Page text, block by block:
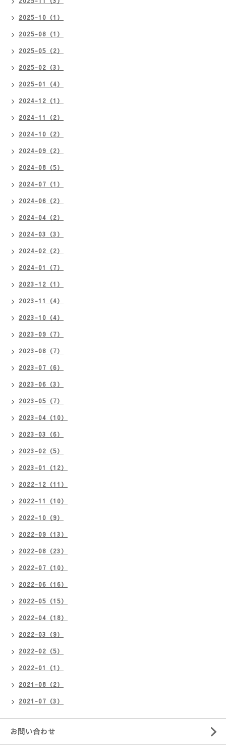
2025-10（1）
2025-08（1）
2025-05（2）
2025-02（3）
2025-01（4）
2024-12（1）
2024-11（2）
2024-10（2）
2024-09（2）
2024-08（5）
2024-07（1）
2024-06（2）
2024-04（2）
2024-03（3）
2024-02（2）
2024-01（7）
2023-12（1）
2023-11（4）
2023-10（4）
2023-09（7）
2023-08（7）
2023-07（6）
2023-06（3）
2023-05（7）
2023-04（10）
2023-03（6）
2023-02（5）
2023-01（12）
2022-12（11）
2022-11（10）
2022-10（9）
2022-09（13）
2022-08（23）
2022-07（10）
2022-06（16）
2022-05（15）
2022-04（18）
2022-03（9）
2022-02（5）
2022-01（1）
2021-08（2）
2021-07（3）
お問い合わせ